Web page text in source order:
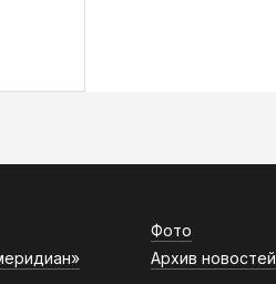
Фото
Архив новостей